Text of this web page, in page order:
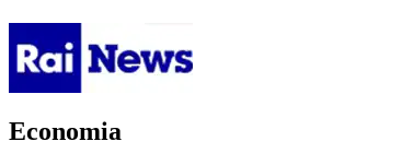
Economia